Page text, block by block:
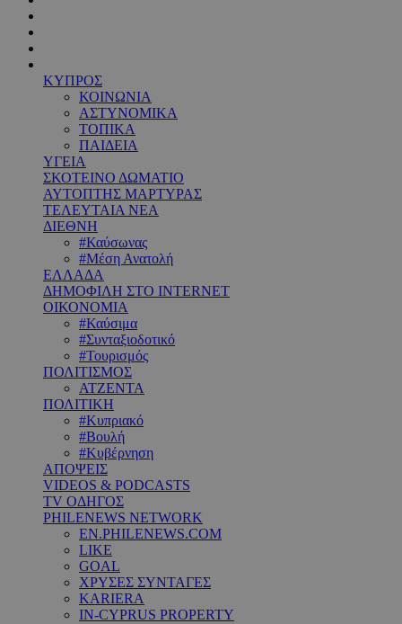
ΚΥΠΡΟΣ
ΚΟΙΝΩΝΙΑ
ΑΣΤΥΝΟΜΙΚΑ
ΤΟΠΙΚΑ
ΠΑΙΔΕΙΑ
ΥΓΕΙΑ
ΣΚΟΤΕΙΝΟ ΔΩΜΑΤΙΟ
ΑΥΤΟΠΤΗΣ ΜΑΡΤΥΡΑΣ
ΤΕΛΕΥΤΑΙΑ ΝΕΑ
ΔΙΕΘΝΗ
#Καύσωνας
#Μέση Ανατολή
ΕΛΛΑΔΑ
ΔΗΜΟΦΙΛΗ ΣΤΟ INTERNET
ΟΙΚΟΝΟΜΙΑ
#Καύσιμα
#Συνταξιοδοτικό
#Τουρισμός
ΠΟΛΙΤΙΣΜΟΣ
ΑΤΖΕΝΤΑ
ΠΟΛΙΤΙΚΗ
#Κυπριακό
#Βουλή
#Κυβέρνηση
ΑΠΟΨΕΙΣ
VIDEOS & PODCASTS
TV ΟΔΗΓΟΣ
PHILENEWS NETWORK
EN.PHILENEWS.COM
LIKE
GOAL
ΧΡΥΣΕΣ ΣΥΝΤΑΓΕΣ
KARIERA
IN-CYPRUS PROPERTY